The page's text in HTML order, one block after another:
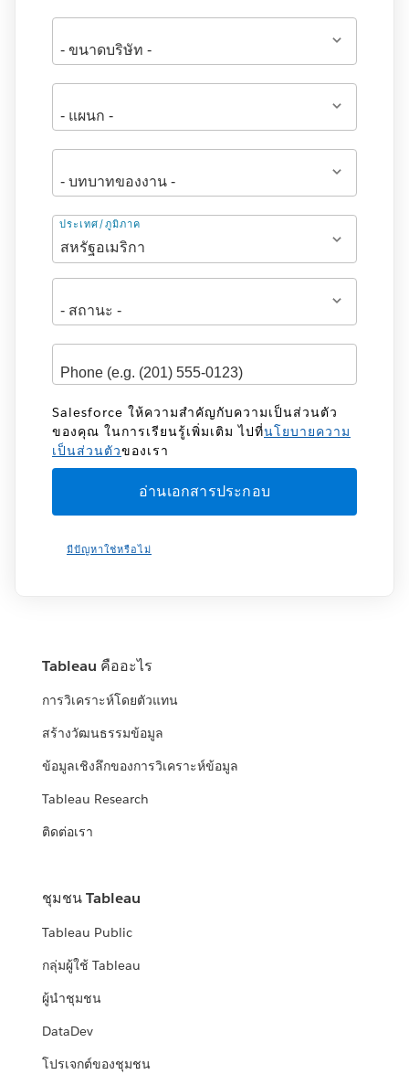
ที่
อยู่
ประเทศ/ภูมิภาค
Salesforce ให้ความสำคัญกับความเป็นส่วนตัว
ของคุณ ในการเรียนรู้เพิ่มเติม ไปที่นโยบายความ
เป็นส่วนตัวของเรา
มีปัญหาใช่หรือไม่
Tableau คืออะไร
การวิเคราะห์โดยตัวแทน
สร้างวัฒนธรรมข้อมูล
ข้อมูลเชิงลึกของการวิเคราะห์ข้อมูล
Tableau Research
ติดต่อเรา
ชุมชน Tableau
Tableau Public
กลุ่มผู้ใช้ Tableau
ผู้นำชุมชน
DataDev
โปรเจกต์ของชุมชน